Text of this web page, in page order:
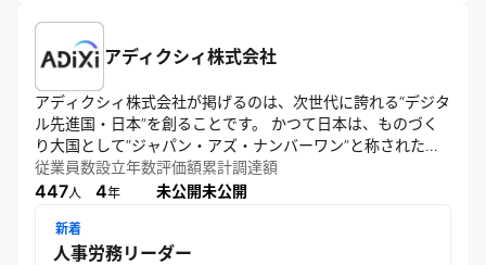
アディクシィ株式会社
アディクシィ株式会社が掲げるのは、次世代に誇れる“デジタ
ル先進国・日本”を創ることです。 かつて日本は、ものづく
り大国として“ジャパン・アズ・ナンバーワン”と称された時
代がありました。 資源に恵まれた国ではありません。
それでも日本は、海外の優れた技術や考え方を取り入れ、組
世界に誇れる価値へと変えてきました。
代表を含む創業メンバーの多くは、いわゆる“失われた30
従業員数
447人
設立年数
4年
評価額
未公開
累計調達額
未公開
新着
人事労務リーダー